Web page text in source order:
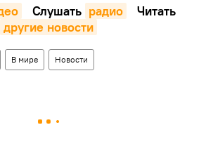
Слушать радио
Читать
другие новости
В мире Новости